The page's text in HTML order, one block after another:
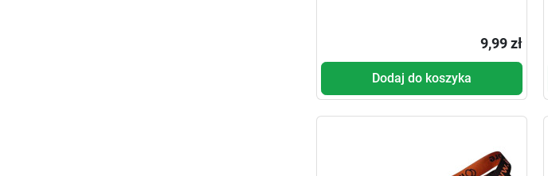
9,99 zł
Dodaj do koszyka